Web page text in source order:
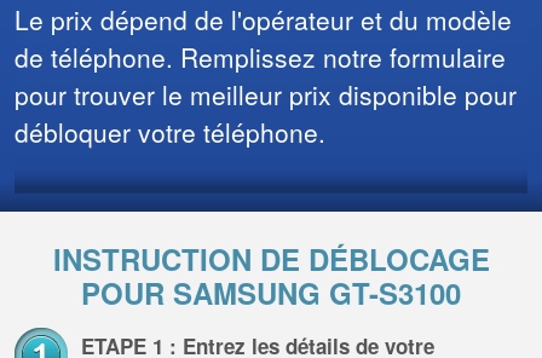
Le prix dépend de l'opérateur et du modèle
de téléphone. Remplissez notre formulaire
pour trouver le meilleur prix disponible pour
débloquer votre téléphone.
INSTRUCTION DE DÉBLOCAGE
POUR SAMSUNG GT-S3100
ETAPE 1 : Entrez les détails de votre